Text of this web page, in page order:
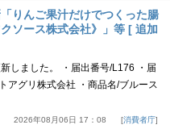
りんご果汁だけでつくった腸
ソース株式会社》」等 [ 追加
しました。 ・届出番号/L176 ・届
アグリ株式会社 ・商品名/ブルース
2026年08月06日 17：08 消費者庁